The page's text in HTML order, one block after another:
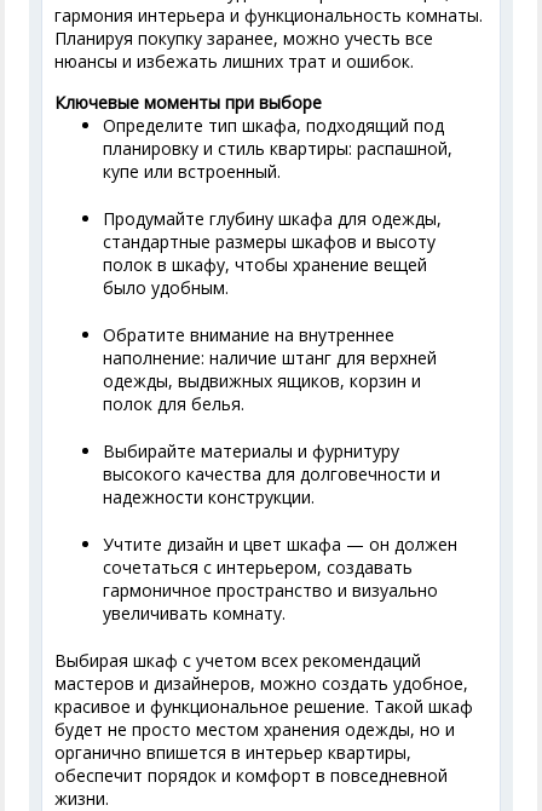
гармония интерьера и функциональность комнаты.
Планируя покупку заранее, можно учесть все
нюансы и избежать лишних трат и ошибок.
Ключевые моменты при выборе
Определите тип шкафа, подходящий под
планировку и стиль квартиры: распашной,
купе или встроенный.
Продумайте глубину шкафа для одежды,
стандартные размеры шкафов и высоту
полок в шкафу, чтобы хранение вещей
было удобным.
Обратите внимание на внутреннее
наполнение: наличие штанг для верхней
одежды, выдвижных ящиков, корзин и
полок для белья.
Выбирайте материалы и фурнитуру
высокого качества для долговечности и
надежности конструкции.
Учтите дизайн и цвет шкафа — он должен
сочетаться с интерьером, создавать
гармоничное пространство и визуально
увеличивать комнату.
Выбирая шкаф с учетом всех рекомендаций
мастеров и дизайнеров, можно создать удобное,
красивое и функциональное решение. Такой шкаф
будет не просто местом хранения одежды, но и
органично впишется в интерьер квартиры,
обеспечит порядок и комфорт в повседневной
жизни.